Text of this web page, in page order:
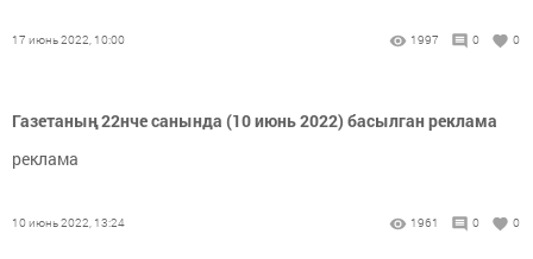
17 июнь 2022, 10:00 1997 0 0
Газетаның 22нче санында (10 июнь 2022) басылган реклама
реклама
10 июнь 2022, 13:24 1961 0 0